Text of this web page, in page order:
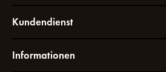
Kundendienst
Informationen